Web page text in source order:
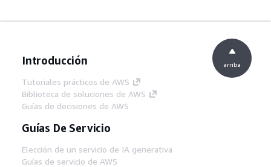
Introducción
Tutoriales prácticos de AWS
Biblioteca de soluciones de AWS
Guías de decisiones de AWS
Guías De Servicio
Elección de un servicio de IA generativa
Guías de servicio de AWS
arriba